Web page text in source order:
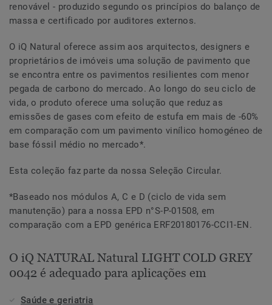
renovável - produzido segundo os princípios do balanço de
massa e certificado por auditores externos.
O iQ Natural oferece assim aos arquitectos, designers e
proprietários de imóveis uma solução de pavimento que
se encontra entre os pavimentos resilientes com menor
pegada de carbono do mercado. Ao longo do seu ciclo de
vida, o produto oferece uma solução que reduz as
emissões de gases com efeito de estufa em mais de -60%
em comparação com um pavimento vinílico homogéneo de
base fóssil médio no mercado*.
Esta coleção faz parte da nossa Seleção Circular.
*Baseado nos módulos A, C e D (ciclo de vida sem
manutenção) para a nossa EPD n°S-P-01508, em
comparação com a EPD genérica ERF20180176-CCI1-EN.
O iQ NATURAL Natural LIGHT COLD GREY
0042 é adequado para aplicações em
Saúde e geriatria